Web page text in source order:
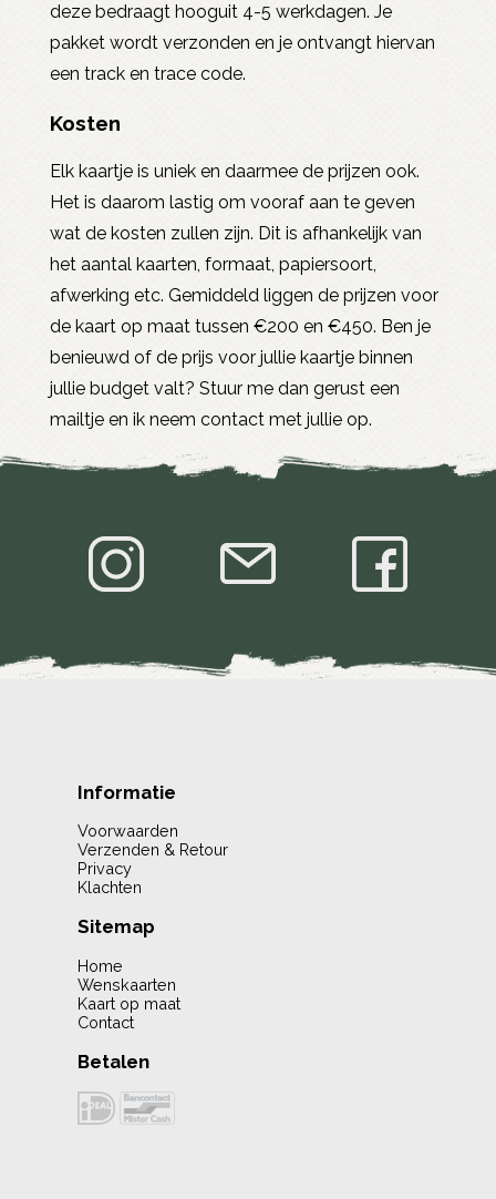
deze bedraagt hooguit 4-5 werkdagen. Je
pakket wordt verzonden en je ontvangt hiervan
een track en trace code.
Kosten
Elk kaartje is uniek en daarmee de prijzen ook.
Het is daarom lastig om vooraf aan te geven
wat de kosten zullen zijn. Dit is afhankelijk van
het aantal kaarten, formaat, papiersoort,
afwerking etc. Gemiddeld liggen de prijzen voor
de kaart op maat tussen €200 en €450. Ben je
benieuwd of de prijs voor jullie kaartje binnen
jullie budget valt? Stuur me dan gerust een
mailtje en ik neem contact met jullie op.
Informatie
Voorwaarden
Verzenden & Retour
Privacy
Klachten
Sitemap
Home
Wenskaarten
Kaart op maat
Contact
Betalen